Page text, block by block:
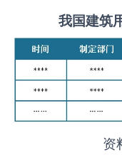
我国建筑
资